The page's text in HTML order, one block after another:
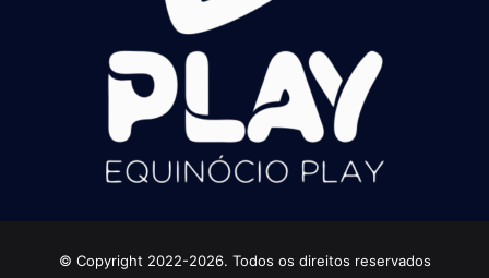
© Copyright 2022-2026. Todos os direitos reservados